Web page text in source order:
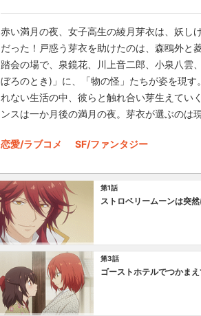
赤い満月の夜、女子高生の綾月芽衣は、妖し
だった！戸惑う芽衣を助けたのは、森鴎外と
踏会の場で、泉鏡花、川上音二郎、小泉八雲
ぼろのとき)」に、「物の怪」たちが姿を現
れない生活の中、彼らと触れ合い芽生えてい
ンスは一か月後の満月の夜。芽衣が選ぶの
恋愛/ラブコメ SF/ファンタジー
第1話
ストロベリームーンは突
第3話
ゴーストホテルでつかまえ